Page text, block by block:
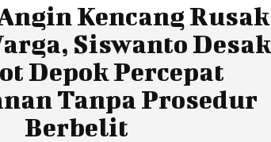
Kencang Rusak
Siswanto Desak
Depok Percepat
Tanpa Prosedur
Berbelit